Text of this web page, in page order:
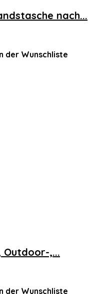
nach...
der Wunschliste
Outdoor-,...
der Wunschliste